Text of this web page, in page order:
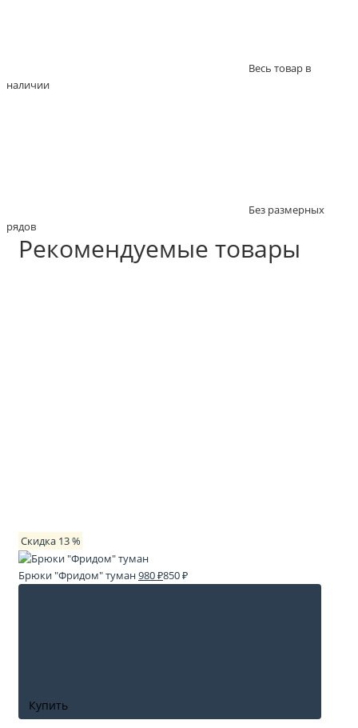
Весь товар в
наличии
Без размерных
рядов
Рекомендуемые товары
Скидка 13 %
Брюки "Фридом" туман980 ₽850 ₽
Купить